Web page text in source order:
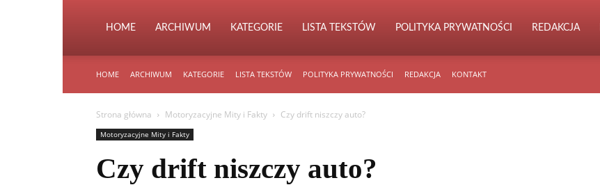
HOME ARCHIWUM KATEGORIE LISTA TEKSTÓW POLITYKA PRYWATNOŚCI REDAKCJA
HOME ARCHIWUM KATEGORIE LISTA TEKSTÓW POLITYKA PRYWATNOŚCI REDAKCJA KONTAKT
Strona główna Motoryzacyjne Mity i Fakty Czy drift niszczy auto?
Motoryzacyjne Mity i Fakty
Czy drift niszczy auto?